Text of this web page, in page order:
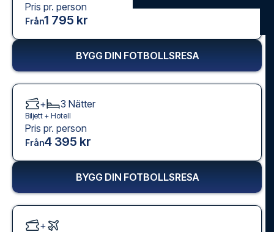
Pris pr. person
Från1 795 kr
BYGG DIN FOTBOLLSRESA
+ 3 Nätter
Biljett + Hotell
Pris pr. person
Från4 395 kr
BYGG DIN FOTBOLLSRESA
+